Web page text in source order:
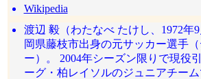
Wikipedia
渡辺 毅（わたなべ たけし、1972年
岡県藤枝市出身の元サッカー選手
ー）。 2004年シーズン限りで現役
ーグ・柏レイソルのジュニアチー